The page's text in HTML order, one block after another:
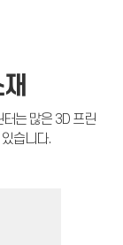
는 많은 3D 프린
습니다.